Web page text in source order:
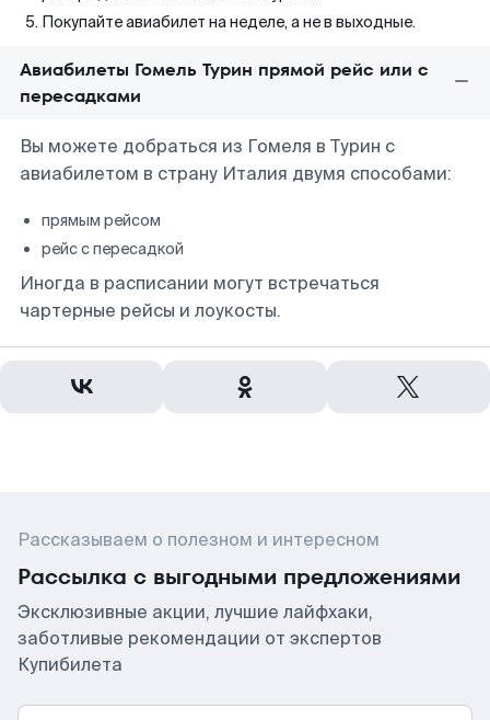
Покупайте авиабилет на неделе, а не в выходные.
Авиабилеты Гомель Турин прямой рейс или с
пересадками
Вы можете добраться из Гомеля в Турин с
авиабилетом в страну Италия двумя способами:
прямым рейсом
рейс с пересадкой
Иногда в расписании могут встречаться
чартерные рейсы и лоукосты.
Рассказываем о полезном и интересном
Рассылка с выгодными предложениями
Эксклюзивные акции, лучшие лайфхаки,
заботливые рекомендации от экспертов
Купибилета